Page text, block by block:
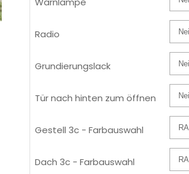
Radio
Grundierungslack
Tür nach hinten zum öffnen
Gestell 3c - Farbauswahl
Dach 3c - Farbauswahl